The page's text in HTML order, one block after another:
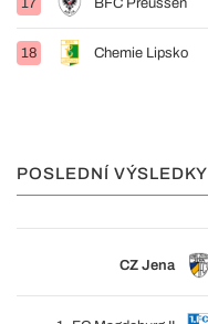
17 BFC Preussen
18 Chemie Lipsko
POSLEDNÍ VÝSLEDKY
CZ Jena